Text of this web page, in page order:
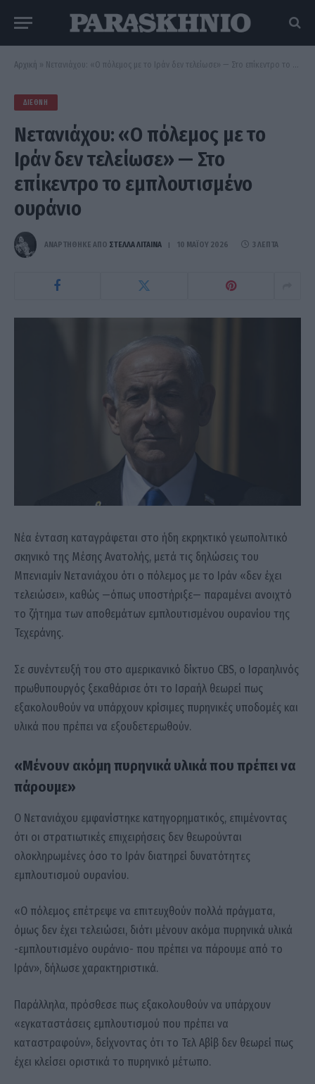
Αρχική » Νετανιάχου: «Ο πόλεμος με το Ιράν δεν τελείωσε» — Στο επίκεντρο το εμπλουτισμένο ουράνιο
ΔΙΕΘΝΉ
Νετανιάχου: «Ο πόλεμος με το
Ιράν δεν τελείωσε» — Στο
επίκεντρο το εμπλουτισμένο
ουράνιο
ΑΝΑΡΤΗΘΗΚΕ ΑΠΟ ΣΤΈΛΛΑ ΛΊΤΑΙΝΑ 10 ΜΑΪ́ΟΥ 2026 3 ΛΕΠΤΆ
Νέα ένταση καταγράφεται στο ήδη εκρηκτικό γεωπολιτικό
σκηνικό της Μέσης Ανατολής, μετά τις δηλώσεις του
Μπενιαμίν Νετανιάχου ότι ο πόλεμος με το Ιράν «δεν έχει
τελειώσει», καθώς —όπως υποστήριξε— παραμένει ανοιχτό
το ζήτημα των αποθεμάτων εμπλουτισμένου ουρανίου της
Τεχεράνης.
Σε συνέντευξή του στο αμερικανικό δίκτυο CBS, ο Ισραηλινός
πρωθυπουργός ξεκαθάρισε ότι το Ισραήλ θεωρεί πως
εξακολουθούν να υπάρχουν κρίσιμες πυρηνικές υποδομές και
υλικά που πρέπει να εξουδετερωθούν.
«Μένουν ακόμη πυρηνικά υλικά που πρέπει να
πάρουμε»
Ο Νετανιάχου εμφανίστηκε κατηγορηματικός, επιμένοντας
ότι οι στρατιωτικές επιχειρήσεις δεν θεωρούνται
ολοκληρωμένες όσο το Ιράν διατηρεί δυνατότητες
εμπλουτισμού ουρανίου.
«Ο πόλεμος επέτρεψε να επιτευχθούν πολλά πράγματα,
όμως δεν έχει τελειώσει, διότι μένουν ακόμα πυρηνικά υλικά
-εμπλουτισμένο ουράνιο- που πρέπει να πάρουμε από το
Ιράν», δήλωσε χαρακτηριστικά.
Παράλληλα, πρόσθεσε πως εξακολουθούν να υπάρχουν
«εγκαταστάσεις εμπλουτισμού που πρέπει να
καταστραφούν», δείχνοντας ότι το Τελ Αβίβ δεν θεωρεί πως
έχει κλείσει οριστικά το πυρηνικό μέτωπο.